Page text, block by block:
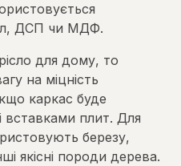
ДСП чи МДФ.
для дому, то
на міцність
каркас буде
вставками плит. Для
березу,
якісні породи дерева.